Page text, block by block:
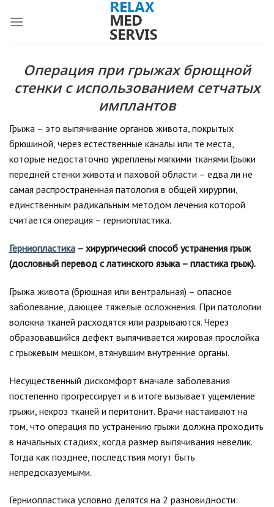
Операция при грыжах брющной
стенки с использованием сетчатых
имплантов
Грыжа – это выпячивание органов живота, покрытых
брюшиной, через естественные каналы или те места,
которые недостаточно укреплены мягкими тканями.Грыжи
передней стенки живота и паховой области – едва ли не
самая распространенная патология в общей хирургии,
единственным радикальным методом лечения которой
считается операция – герниопластика.
Герниопластика – хирургический способ устранения грыж
(дословный перевод с латинского языка – пластика грыж).
Грыжа живота (брюшная или вентральная) – опасное
заболевание, дающее тяжелые осложнения. При патологии
волокна тканей расходятся или разрываются. Через
образовавшийся дефект выпячивается жировая прослойка
с грыжевым мешком, втянувшим внутренние органы.
Несущественный дискомфорт вначале заболевания
постепенно прогрессирует и в итоге вызывает ущемление
грыжи, некроз тканей и перитонит. Врачи настаивают на
том, что операция по устранению грыжи должна проходить
в начальных стадиях, когда размер выпячивания невелик.
Тогда как позднее, последствия могут быть
непредсказуемыми.
Герниопластика условно делятся на 2 разновидности: